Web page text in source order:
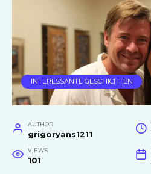
INTERESSANTE GESCHICHTEN
AUTHOR
grigoryans1211
VIEWS
101